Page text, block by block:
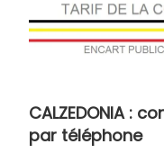
CALZEDONIA :
par téléphone